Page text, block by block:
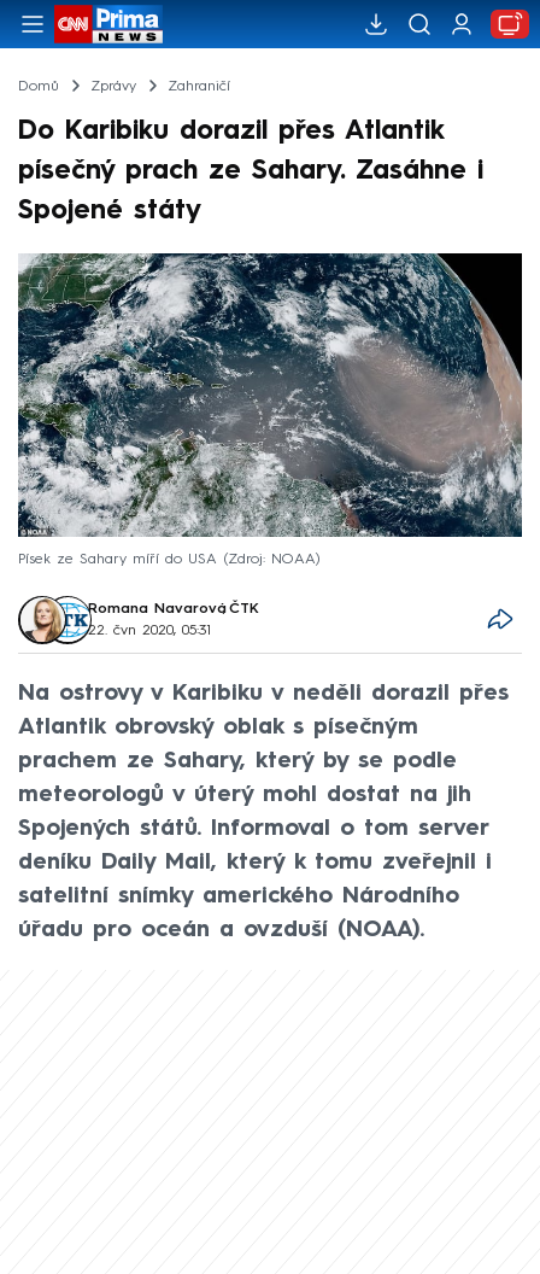
Domů Zprávy Zahraničí
Do Karibiku dorazil přes Atlantik
písečný prach ze Sahary. Zasáhne i
Spojené státy
Písek ze Sahary míří do USA Zdroj: NOAA
Romana Navarová, ČTK
22. čvn 2020, 05:31
Na ostrovy v Karibiku v neděli dorazil přes
Atlantik obrovský oblak s písečným
prachem ze Sahary, který by se podle
meteorologů v úterý mohl dostat na jih
Spojených států. Informoval o tom server
deníku Daily Mail, který k tomu zveřejnil i
satelitní snímky amerického Národního
úřadu pro oceán a ovzduší (NOAA).